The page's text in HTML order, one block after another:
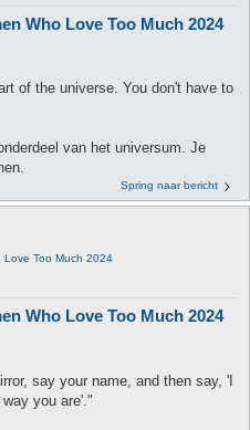
Who Love Too Much 2024
of the universe. You don't have to
van het universum. Je
Spring naar bericht
Love Too Much 2024
Who Love Too Much 2024
say your name, and then say, 'I
you are'."